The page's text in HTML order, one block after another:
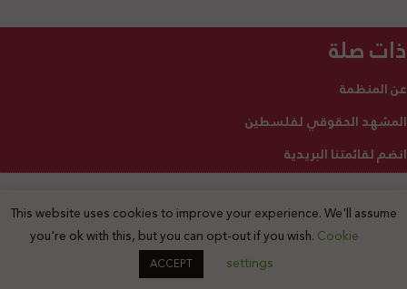
ذات صلة
عن المنظمة
المشهد الحقوقي لفلسطين
انضم لقائمتنا البريدية
2025 © جميع الحقوق محفوظة
This website uses cookies to improve your experience. We'll assume
you're ok with this, but you can opt-out if you wish. Cookie
settings
ACCEPT